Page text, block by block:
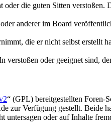
die guten Sitten verstoßen.
anderer im Board
die er nicht selbst erstellt
verstoßen oder geeignet sind,
“ (GPL) bereitgestellten
zur Verfügung gestellt. Beide
oder auf Inhalte